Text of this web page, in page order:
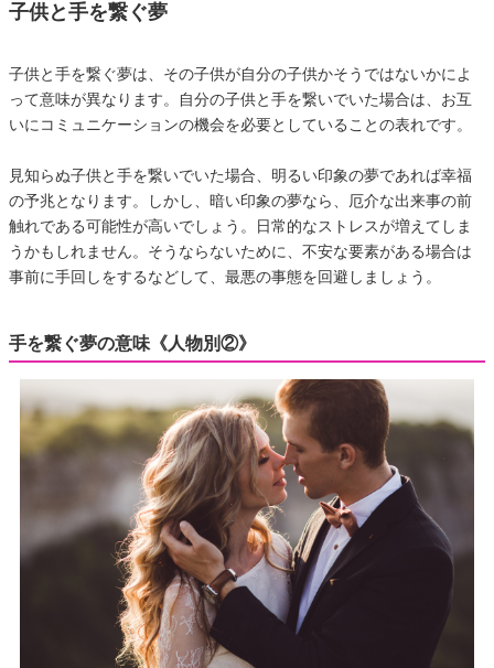
子供と手を繋ぐ夢
子供と手を繋ぐ夢は、その子供が自分の子供かそうではないかによ
って意味が異なります。自分の子供と手を繋いでいた場合は、お互
いにコミュニケーションの機会を必要としていることの表れです。
見知らぬ子供と手を繋いでいた場合、明るい印象の夢であれば幸福
の予兆となります。しかし、暗い印象の夢なら、厄介な出来事の前
触れである可能性が高いでしょう。日常的なストレスが増えてしま
うかもしれません。そうならないために、不安な要素がある場合は
事前に手回しをするなどして、最悪の事態を回避しましょう。
手を繋ぐ夢の意味《人物別②》